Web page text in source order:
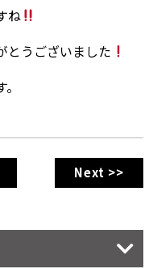
ね
とうございました
Next >>